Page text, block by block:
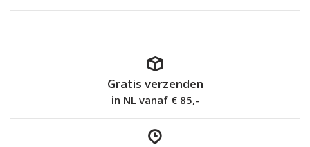
Gratis verzenden
in NL vanaf € 85,-